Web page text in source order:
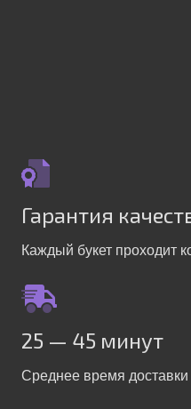
Гарантия
Каждый букет проходит
25 — 45 минут
Среднее время доставки